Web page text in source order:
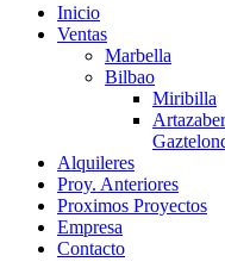
Inicio
Ventas
Marbella
Bilbao
Miribilla
Alquileres
Proy. Anteriores
Proximos Proyectos
Empresa
Contacto